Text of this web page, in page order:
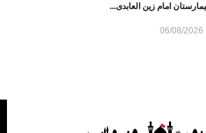
امام زین العابدی...
06/08/2026